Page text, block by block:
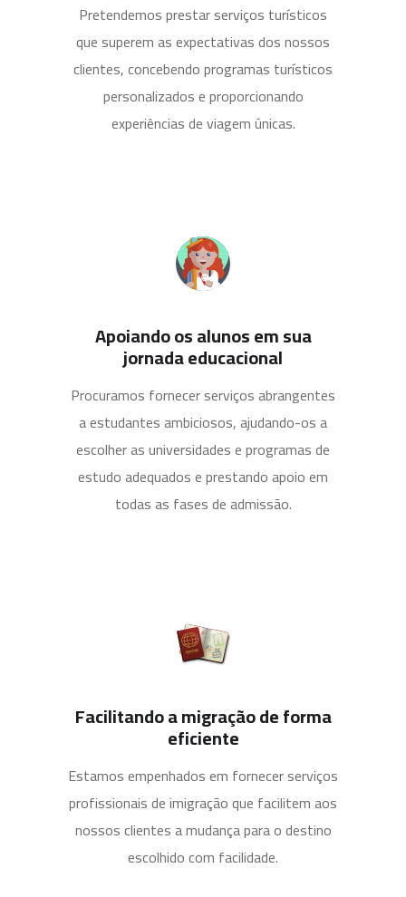
Pretendemos prestar serviços turísticos
que superem as expectativas dos nossos
clientes, concebendo programas turísticos
personalizados e proporcionando
experiências de viagem únicas.
Apoiando os alunos em sua
jornada educacional
Procuramos fornecer serviços abrangentes
a estudantes ambiciosos, ajudando-os a
escolher as universidades e programas de
estudo adequados e prestando apoio em
todas as fases de admissão.
Facilitando a migração de forma
eficiente
Estamos empenhados em fornecer serviços
profissionais de imigração que facilitem aos
nossos clientes a mudança para o destino
escolhido com facilidade.